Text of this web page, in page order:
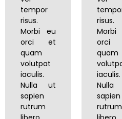
tempor
risus.
Morbi eu
orci et
quam
volutpat
iaculis.
Nulla ut
sapien
rutrum
risus.
Morbi
orci
quam
iaculis.
sapien
rutrum